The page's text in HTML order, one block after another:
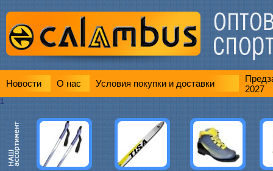
Новости О нас Условия покупки и доставки
2027
1